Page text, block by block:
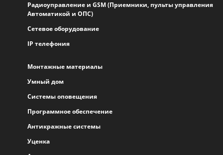
Радиоуправление и GSM (Приемники, пульты управления
Автоматикой и ОПС)
Сетевое оборудование
IP телефония
Монтажные материалы
Умный дом
Системы оповещения
Программное обеспечение
Антикражные системы
Уценка